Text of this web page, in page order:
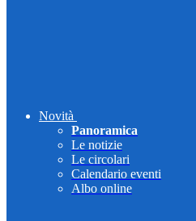
Novità
Panoramica
Le notizie
Le circolari
Calendario eventi
Albo online